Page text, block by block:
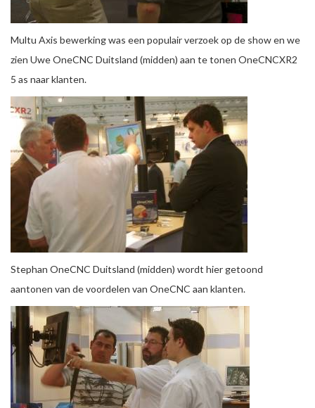
Multu Axis bewerking was een populair verzoek op de show en we
zien Uwe OneCNC Duitsland (midden) aan te tonen OneCNCXR2
5 as naar klanten.
Stephan OneCNC Duitsland (midden) wordt hier getoond
aantonen van de voordelen van OneCNC aan klanten.